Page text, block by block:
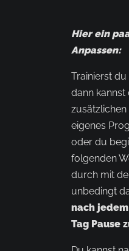
Hier ein
Anpassen:
Trainierst
dann
zusätzlichen
eigenes
oder du
folgenden
durch mit
unbedingt
nach
Tag Pause